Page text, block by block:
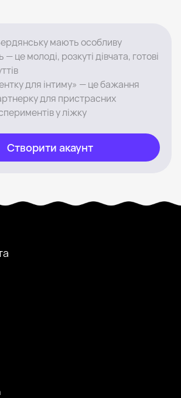
мають особливу
— це молоді, розкуті дівчата, готові
для інтиму» — це бажання
для пристрасних
у ліжку
Створити акаунт